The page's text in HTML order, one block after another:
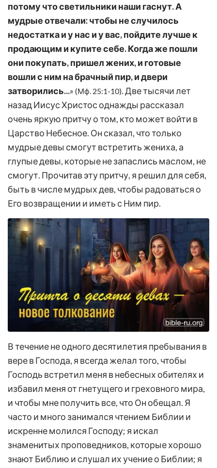
потому что светильники наши гаснут. А
мудрые отвечали: чтобы не случилось
недостатка и у нас и у вас, пойдите лучше к
продающим и купите себе. Когда же пошли
они покупать, пришел жених, и готовые
вошли с ним на брачный пир, и двери
затворились...» (Мф. 25:1-10). Две тысячи лет
назад Иисус Христос однажды рассказал
очень яркую притчу о том, кто может войти в
Царство Небесное. Он сказал, что только
мудрые девы смогут встретить жениха, а
глупые девы, которые не запаслись маслом, не
смогут. Прочитав эту притчу, я решил для себя,
быть в числе мудрых дев, чтобы радоваться о
Его возвращении и иметь с Ним пир.
В течение не одного десятилетия пребывания в
вере в Господа, я всегда желал того, чтобы
Господь встретил меня в небесных обителях и
избавил меня от гнетущего и греховного мира,
и чтобы мне получить все, что Он обещал. Я
часто и много занимался чтением Библии и
искренне молился Господу; я искал
знаменитых проповедников, которые хорошо
знают Библию и слушал их учение о Библии; я